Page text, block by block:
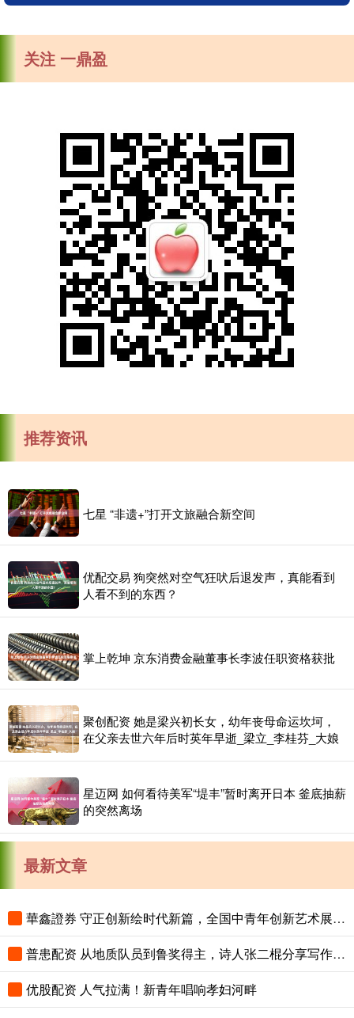
关注 一鼎盈
推荐资讯
七星 “非遗+”打开文旅融合新空间
优配交易 狗突然对空气狂吠后退发声，真能看到
人看不到的东西？
掌上乾坤 京东消费金融董事长李波任职资格获批
聚创配资 她是梁兴初长女，幼年丧母命运坎坷，
在父亲去世六年后时英年早逝_梁立_李桂芬_大娘
星迈网 如何看待美军“堤丰”暂时离开日本 釜底抽薪
的突然离场
最新文章
華鑫證券 守正创新绘时代新篇，全国中青年创新艺术展登陆中国美术馆
普患配资 从地质队员到鲁奖得主，诗人张二棍分享写作与人生：“因为苍天在上，我愿埋首人间”
优股配资 人气拉满！新青年唱响孝妇河畔